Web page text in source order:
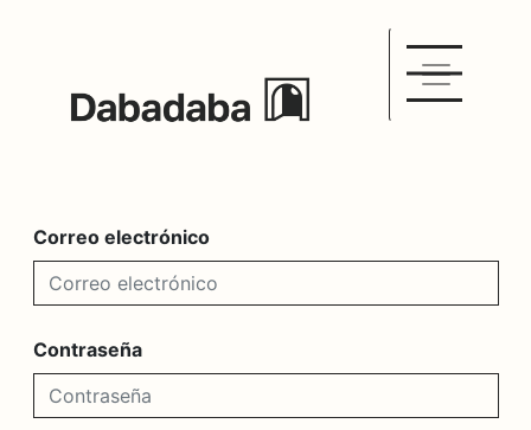
Correo electrónico
Contraseña